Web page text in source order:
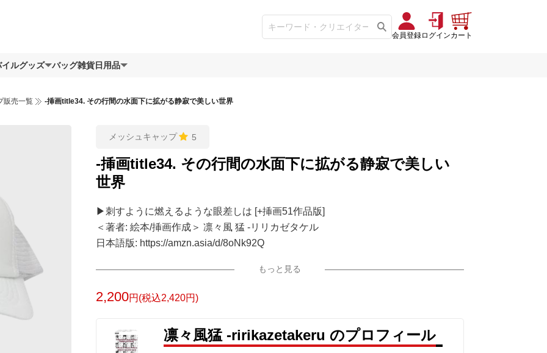
会員登録ログインカート
ルグッズ バッグ雑貨日用品
販売一覧 -挿画title34. その行間の水面下に拡がる静寂で美しい世界
メッシュキャップ 5
-挿画title34. その行間の水面下に拡がる静寂で美しい
世界
▶︎刺すように燃えるような眼差しは [+挿画51作品版]
＜著者: 絵本/挿画作成＞ 凛々風 猛 -リリカゼタケル
日本語版: https://amzn.asia/d/8oNk92Q
もっと見る
2,200円(税込2,420円)
凛々風猛 -ririkazetakeru のプロフィール